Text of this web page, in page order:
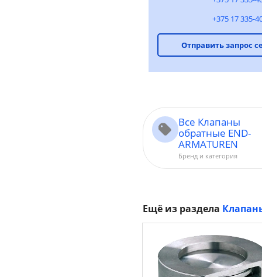
+375 17 335-
Отправить запрос
Все Клапаны
обратные END-
ARMATUREN
Бренд и категория
Ещё из раздела